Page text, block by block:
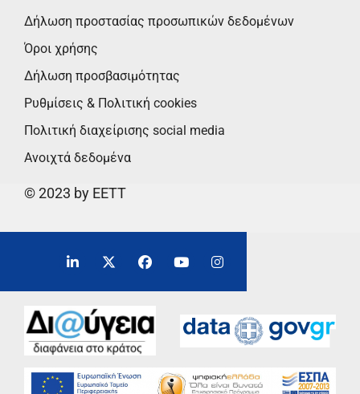
Δήλωση προστασίας προσωπικών δεδομένων
Όροι χρήσης
Δήλωση προσβασιμότητας
Ρυθμίσεις & Πολιτική cookies
Πολιτική διαχείρισης social media
Ανοιχτά δεδομένα
© 2023 by EETT